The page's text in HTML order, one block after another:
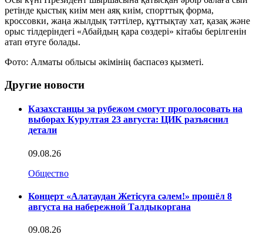
ретінде қыстық киім мен аяқ киім, спорттық форма,
кроссовки, жаңа жылдық тәттілер, құттықтау хат, қазақ және
орыс тілдеріндегі «Абайдың қара сөздері» кітабы берілгенін
атап өтуге болады.
Фото: Алматы облысы әкімінің баспасөз қызметі.
Другие новости
Казахстанцы за рубежом смогут проголосовать на
выборах Курултая 23 августа: ЦИК разъяснил
детали
09.08.26
Общество
Концерт «Алатаудан Жетісуға сәлем!» прошёл 8
августа на набережной Талдыкоргана
09.08.26